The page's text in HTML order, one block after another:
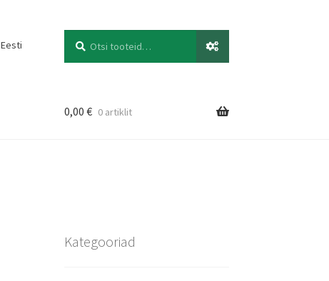
Eesti
0,00 € 0 artiklit
Kategooriad